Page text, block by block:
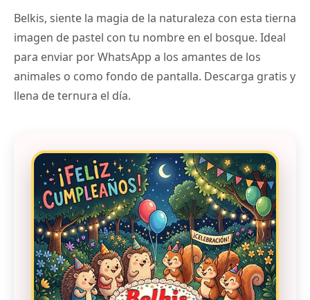
Belkis, siente la magia de la naturaleza con esta tierna
imagen de pastel con tu nombre en el bosque. Ideal
para enviar por WhatsApp a los amantes de los
animales o como fondo de pantalla. Descarga gratis y
llena de ternura el día.